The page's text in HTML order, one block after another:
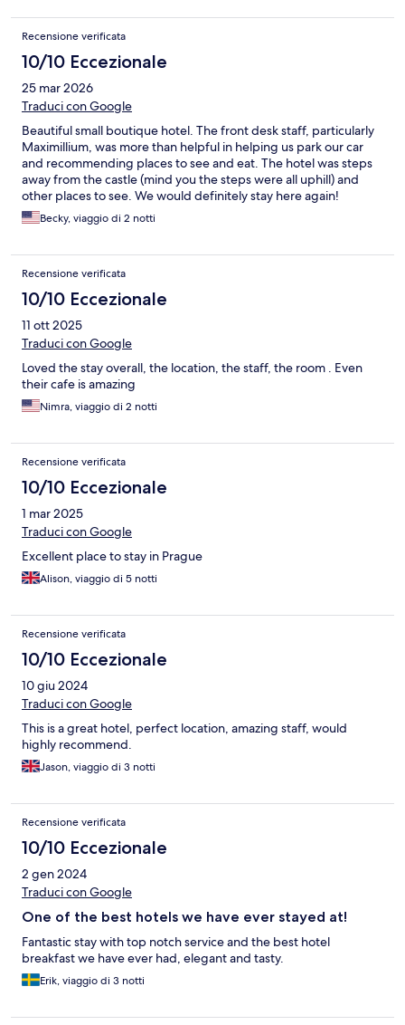
absolutely loved it and can’t wait to come back :)!
Recensione verificata
10/10 Eccezionale
25 mar 2026
Traduci con Google
Beautiful small boutique hotel. The front desk staff, particularly
Maximillium, was more than helpful in helping us park our car
and recommending places to see and eat. The hotel was steps
away from the castle (mind you the steps were all uphill) and
other places to see. We would definitely stay here again!
Becky, viaggio di 2 notti
Recensione verificata
10/10 Eccezionale
11 ott 2025
Traduci con Google
Loved the stay overall, the location, the staff, the room . Even
their cafe is amazing
Nimra, viaggio di 2 notti
Recensione verificata
10/10 Eccezionale
1 mar 2025
Traduci con Google
Excellent place to stay in Prague
Alison, viaggio di 5 notti
Recensione verificata
10/10 Eccezionale
10 giu 2024
Traduci con Google
This is a great hotel, perfect location, amazing staff, would
highly recommend.
Jason, viaggio di 3 notti
Recensione verificata
10/10 Eccezionale
2 gen 2024
Traduci con Google
One of the best hotels we have ever stayed at!
Fantastic stay with top notch service and the best hotel
breakfast we have ever had, elegant and tasty.
Erik, viaggio di 3 notti